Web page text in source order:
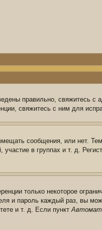
правильно, свяжитесь с
свяжитесь с ним для
сообщения, или нет.
в группах и т. д.
только некоторое
и пароль каждый раз, вы
и т. д. Если пункт